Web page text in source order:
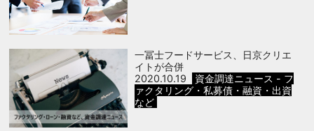
一冨士フードサービス、日京クリエ
イトが合併
2020.10.19
資金調達ニュース - フ
ァクタリング・私募債・融資・出資
など